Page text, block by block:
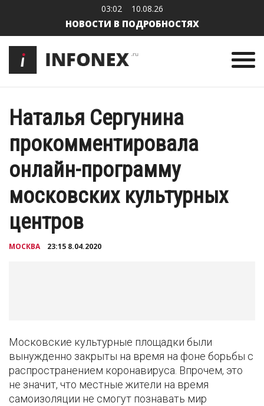
03:02 10.08.26
НОВОСТИ В ПОДРОБНОСТЯХ
Наталья Сергунина
прокомментировала
онлайн-программу
московских культурных
центров
МОСКВА 23:15 8.04.2020
Московские культурные площадки были
вынужденно закрыты на время на фоне борьбы с
распространением коронавируса. Впрочем, это
не значит, что местные жители на время
самоизоляции не смогут познавать мир